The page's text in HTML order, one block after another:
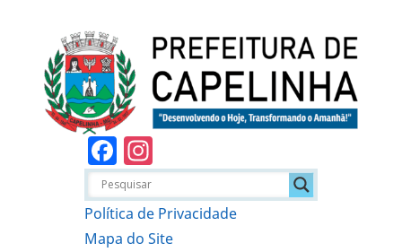
Facebook
Política de Privacidade
Mapa do Site